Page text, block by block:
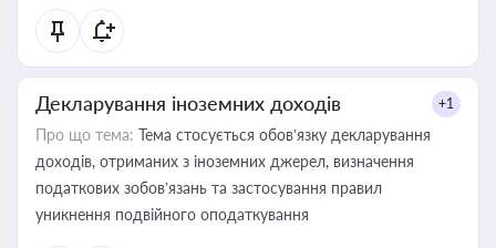
Декларування іноземних доходів +1
Про що тема: Тема стосується обов’язку декларування
доходів, отриманих з іноземних джерел, визначення
податкових зобов’язань та застосування правил
уникнення подвійного оподаткування